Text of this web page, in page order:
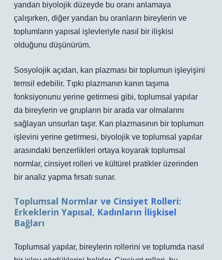
yandan biyolojik düzeyde bu oranı anlamaya
çalışırken, diğer yandan bu oranların bireylerin ve
toplumların yapısal işlevleriyle nasıl bir ilişkisi
olduğunu düşünürüm.
Sosyolojik açıdan, kan plazması bir toplumun işleyişini
temsil edebilir. Tıpkı plazmanın kanın taşıma
fonksiyonunu yerine getirmesi gibi, toplumsal yapılar
da bireylerin ve grupların bir arada var olmalarını
sağlayan unsurları taşır. Kan plazmasının bir toplumun
işlevini yerine getirmesi, biyolojik ve toplumsal yapılar
arasındaki benzerlikleri ortaya koyarak toplumsal
normlar, cinsiyet rolleri ve kültürel pratikler üzerinden
bir analiz yapma fırsatı sunar.
Toplumsal Normlar ve Cinsiyet Rolleri:
Erkeklerin Yapısal, Kadınların İlişkisel
Bağları
Toplumsal yapılar, bireylerin rollerini ve toplumda nasıl